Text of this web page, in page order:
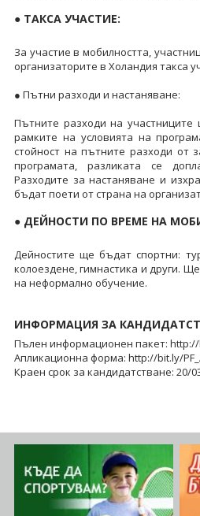
● ТАКСА УЧАСТИЕ:
За участие в мобилността,
организаторите в Холандия такса
● Пътни разходи и настаняване:
Пътните разходи на
рамките на условията на
стойност на пътните разходи от
програмата, разликата се
Разходите за настаняване и
бъдат поети от страна на
● ДЕЙНОСТИ ПО ВРЕМЕ НА
Дейностите ще бъдат спортни:
колоездене, гимнастика и други.
на неформално обучение.
ИНФОРМАЦИЯ ЗА
Пълен информационен пакет: http://
Апликационна форма: http://bit.ly/
Краен срок за кандидатстване: 20/